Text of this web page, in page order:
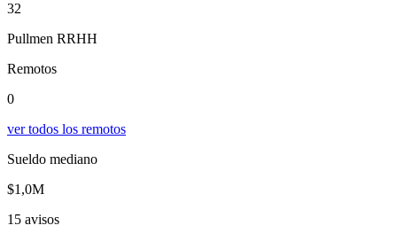
32
Pullmen RRHH
Remotos
0
ver todos los remotos
Sueldo mediano
$1,0M
15 avisos